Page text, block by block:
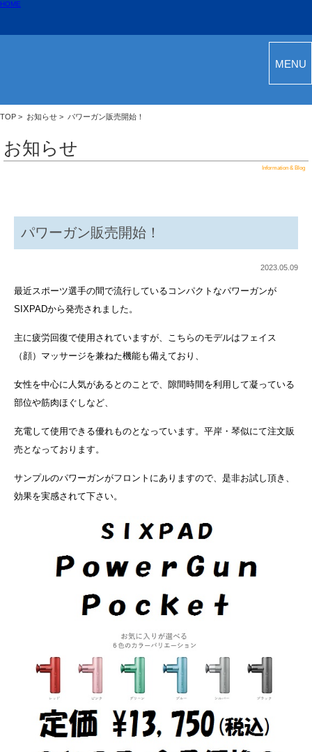
MENU
HOME
TOP > お知らせ > パワーガン販売開始！
お知らせ
Information & Blog
パワーガン販売開始！
2023.05.09
最近スポーツ選手の間で流行しているコンパクトなパワーガンが
SIXPADから発売されました。
主に疲労回復で使用されていますが、こちらのモデルはフェイス
（顔）マッサージを兼ねた機能も備えており、
女性を中心に人気があるとのことで、隙間時間を利用して凝っている
部位や筋肉ほぐしなど、
充電して使用できる優れものとなっています。平岸・琴似にて注文販
売となっております。
サンプルのパワーガンがフロントにありますので、是非お試し頂き、
効果を実感されて下さい。